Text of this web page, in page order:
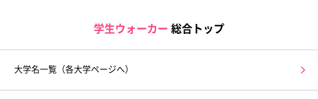
学生ウォーカー 総合トップ
大学名一覧（各大学ページへ）